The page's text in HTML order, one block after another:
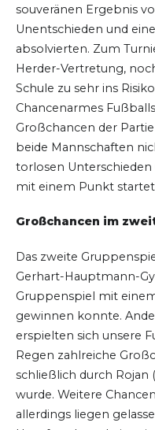
souveränen Ergebnis
Unentschieden und
absolvierten. Zum
Herder-Vertretung,
Schule zu sehr ins
Chancenarmes
Großchancen der
beide Mannschaften
torlosen Unterschieden
mit einem Punkt
Großchancen im
Das zweite
Gerhart-Hauptmann-
Gruppenspiel mit
gewinnen konnte.
erspielten sich unsere
Regen zahlreiche
schließlich durch Rojan
wurde. Weitere
allerdings liegen